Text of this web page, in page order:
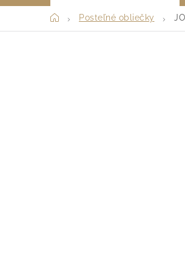
DomovPosteľné obliečky